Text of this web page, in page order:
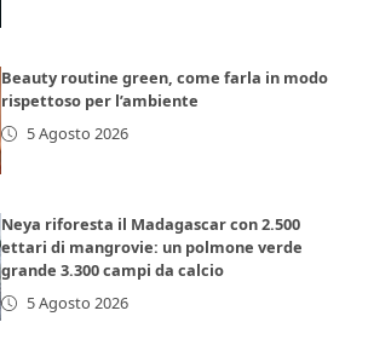
Beauty routine green, come farla in modo
rispettoso per l’ambiente
5 Agosto 2026
Neya riforesta il Madagascar con 2.500
ettari di mangrovie: un polmone verde
grande 3.300 campi da calcio
5 Agosto 2026